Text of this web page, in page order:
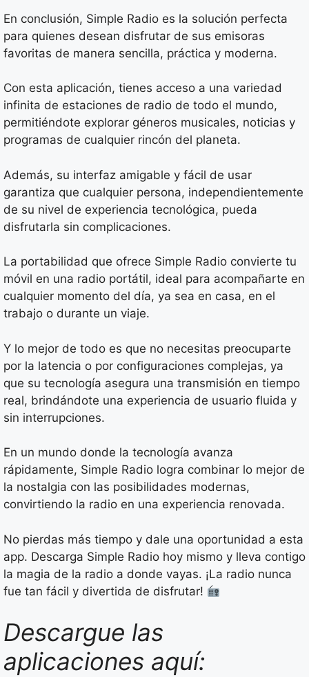
En conclusión, Simple Radio es la solución perfecta
para quienes desean disfrutar de sus emisoras
favoritas de manera sencilla, práctica y moderna.
Con esta aplicación, tienes acceso a una variedad
infinita de estaciones de radio de todo el mundo,
permitiéndote explorar géneros musicales, noticias y
programas de cualquier rincón del planeta.
Además, su interfaz amigable y fácil de usar
garantiza que cualquier persona, independientemente
de su nivel de experiencia tecnológica, pueda
disfrutarla sin complicaciones.
La portabilidad que ofrece Simple Radio convierte tu
móvil en una radio portátil, ideal para acompañarte en
cualquier momento del día, ya sea en casa, en el
trabajo o durante un viaje.
Y lo mejor de todo es que no necesitas preocuparte
por la latencia o por configuraciones complejas, ya
que su tecnología asegura una transmisión en tiempo
real, brindándote una experiencia de usuario fluida y
sin interrupciones.
En un mundo donde la tecnología avanza
rápidamente, Simple Radio logra combinar lo mejor de
la nostalgia con las posibilidades modernas,
convirtiendo la radio en una experiencia renovada.
No pierdas más tiempo y dale una oportunidad a esta
app. Descarga Simple Radio hoy mismo y lleva contigo
la magia de la radio a donde vayas. ¡La radio nunca
fue tan fácil y divertida de disfrutar!
Descargue las
aplicaciones aquí: